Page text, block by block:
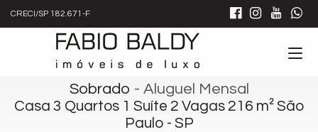
CRECI/SP 182.671-F
Sobrado - Aluguel Mensal
Casa 3 Quartos 1 Suíte 2 Vagas 216 m² São
Paulo - SP